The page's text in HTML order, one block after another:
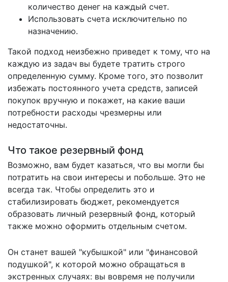
количество денег на каждый счет.
Использовать счета исключительно по
назначению.
Такой подход неизбежно приведет к тому, что на
каждую из задач вы будете тратить строго
определенную сумму. Кроме того, это позволит
избежать постоянного учета средств, записей
покупок вручную и покажет, на какие ваши
потребности расходы чрезмерны или
недостаточны.
Что такое резервный фонд
Возможно, вам будет казаться, что вы могли бы
потратить на свои интересы и побольше. Это не
всегда так. Чтобы определить это и
стабилизировать бюджет, рекомендуется
образовать личный резервный фонд, который
также можно оформить отдельным счетом.
Он станет вашей "кубышкой" или "финансовой
подушкой", к которой можно обращаться в
экстренных случаях: вы вовремя не получили